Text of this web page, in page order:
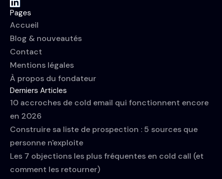
Pages
Accueil
Blog & nouveautés
Contact
Mentions légales
À propos du fondateur
Derniers Articles
10 accroches de cold email qui fonctionnent encore
en 2026
Construire sa liste de prospection : 5 sources que
personne n'exploite
Les 7 objections les plus fréquentes en cold call (et
comment les retourner)